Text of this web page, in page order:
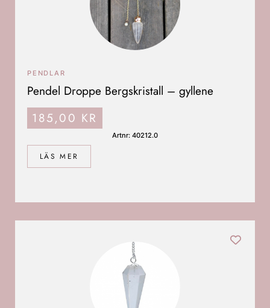
LÄS MER
PENDLAR
Pendel Droppe Bergskristall – gyllene
185,00 KR
Artnr: 40212.0